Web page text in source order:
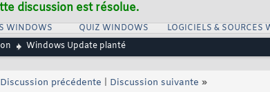
discussion est résolue.
WINDOWS QUIZ WINDOWS LOGICIELS & SOURCES
Windows Update planté
Discussion précédente Discussion suivante »